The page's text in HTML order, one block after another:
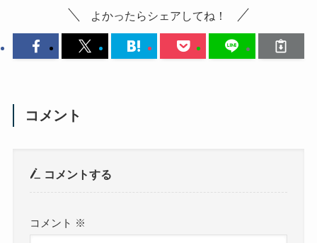
よかったらシェアしてね！
コメント
コメントする
コメント ※